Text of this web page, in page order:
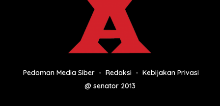
Pedoman Media Siber Redaksi
Kebijakan Privasi
@ senator 2013